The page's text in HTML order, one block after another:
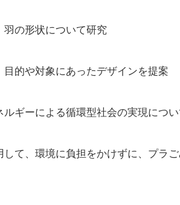
の形状について研究
的や対象にあったデザインを提案
ギーによる循環型社会の実現につ
て、環境に負担をかけずに、プラ